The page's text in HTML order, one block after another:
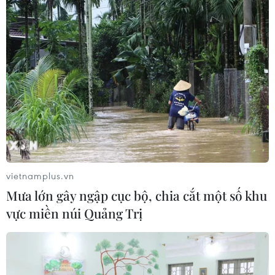
07/08/2026 02:00
Ca vi phẫu ghép da đầu hiếm gặp
giúp bé gái phục hồi sau 10 năm
06/08/2026 07:15
Hà Nội: Kiểm tra, xác minh liên quan
đến sản phẩm giảm cân dạng bút
giảm cân không rõ nguồn gốc, chưa
được cấp phép
vietnamplus.vn
Mưa lớn gây ngập cục bộ, chia cắt một số khu
vực miền núi Quảng Trị